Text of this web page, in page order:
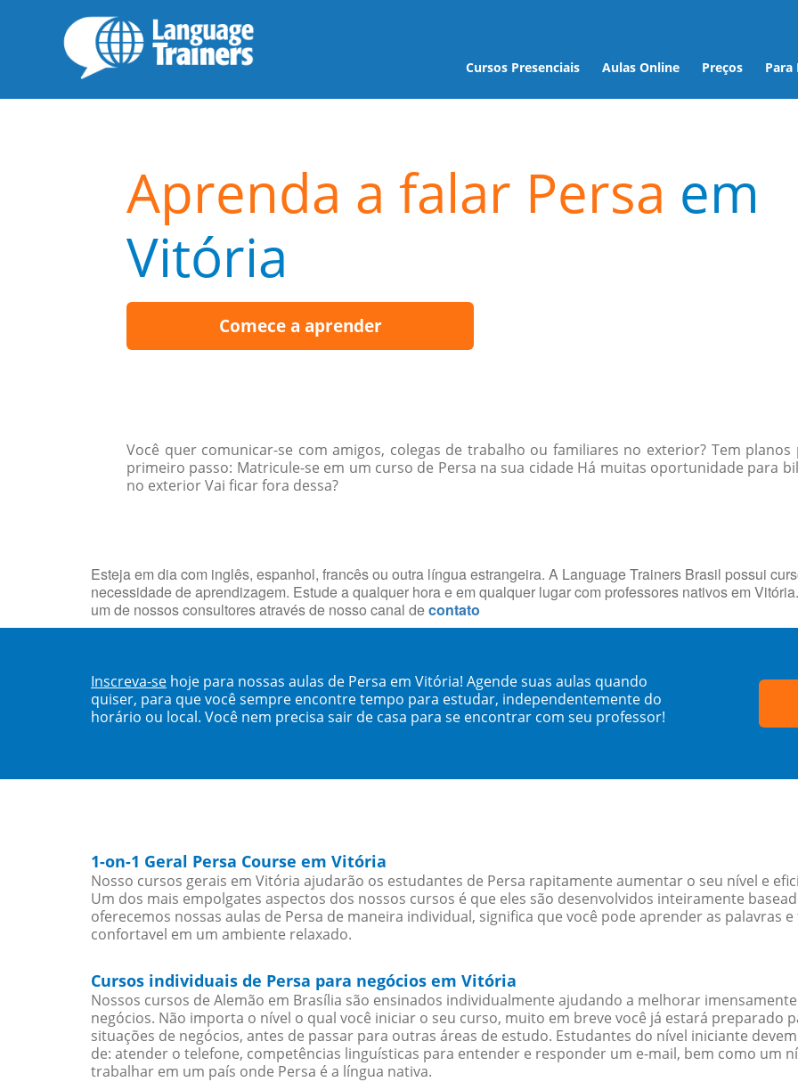
Cursos Presenciais Aulas Online Preços Para
Aprenda a falar Persa em
Vitória
Comece a aprender
Você quer comunicar-se com amigos, colegas de trabalho ou familiares no exterior? Tem
primeiro passo: Matricule-se em um curso de Persa na sua cidade Há muitas oportunidade para
no exterior Vai ficar fora dessa?
Esteja em dia com inglês, espanhol, francês ou outra língua estrangeira. A Language Trainers Brasil possui
necessidade de aprendizagem. Estude a qualquer hora e em qualquer lugar com professores nativos em
um de nossos consultores através de nosso canal decontato
Inscreva-se hoje para nossas aulas de Persa em Vitória! Agende suas aulas quando
quiser, para que você sempre encontre tempo para estudar, independentemente do
horário ou local. Você nem precisa sair de casa para se encontrar com seu professor!
1-on-1 Geral Persa Course em Vitória
Nosso cursos gerais em Vitória ajudarão os estudantes de Persa rapitamente aumentar o seu nível e
Um dos mais empolgates aspectos dos nossos cursos é que eles são desenvolvidos inteiramente
oferecemos nossas aulas de Persa de maneira individual, significa que você pode aprender as palavras
confortavel em um ambiente relaxado.
Cursos individuais de Persa para negócios em Vitória
Nossos cursos de Alemão em Brasília são ensinados individualmente ajudando a melhorar
negócios. Não importa o nível o qual você iniciar o seu curso, muito em breve você já estará preparado
situações de negócios, antes de passar para outras áreas de estudo. Estudantes do nível iniciante
de: atender o telefone, competências linguísticas para entender e responder um e-mail, bem como um
trabalhar em um país onde Persa é a língua nativa.